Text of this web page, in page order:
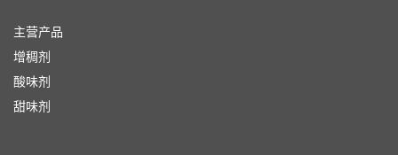
主营产品
增稠剂
酸味剂
甜味剂